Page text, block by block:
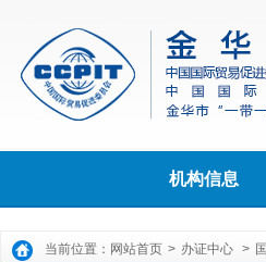
机构信息
当前位置： 网站首页 > 办证中心 >